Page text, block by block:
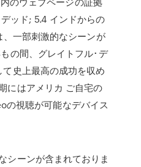
ッド; 5.4 インドからの
一部刺激的なシーンが
の間、グレイトフル･デ
史上最高の成功を収め
にはアメリカ ご自宅の
視聴が可能なデバイス
シーンが含まれておりま